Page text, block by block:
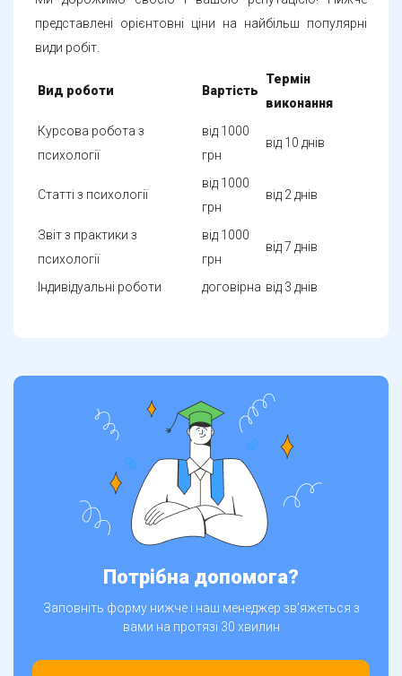
представлені орієнтовні ціни на найбільш популярні
види робіт.
Вид роботи Вартість
Термін
виконання
Курсова робота з
психології
від 1000
грн
від 10 днів
Статті з психології
від 1000
грн
від 2 днів
Звіт з практики з
психології
від 1000
грн
від 7 днів
Індивідуальні роботи договірна від 3 днів
Потрібна допомога?
Заповніть форму нижче і наш менеджер зв’яжеться з
вами на протязі 30 хвилин